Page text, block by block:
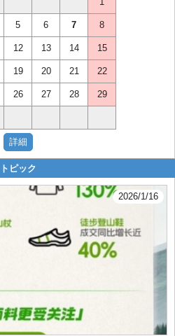
5 6 7 8
12 13 14 15
19 20 21 22
26 27 28 29
トピック
2026/1/16